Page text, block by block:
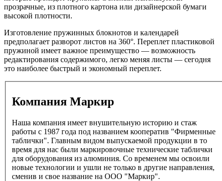
прозрачные, из плотного картона или дизайнерской бумаги
высокой плотности.
Изготовление пружинных блокнотов и календарей
предполагает разворот листов на 360°. Переплет пластиковой
пружиной имеет важное преимущество — возможность
редактирования содержимого, легко меняя листы — сегодня
это наиболее быстрый и экономный переплет.
Компания Маркир
Наша компания имеет внушительную историю и стаж
работы с 1987 года под названием кооператив "Фирменные
таблички". Главным видом выпускаемой продукции в то
время для нас были маркировочные технические таблички
для оборудования из алюминия. Со временем мы освоили
новые технологии и ушли не только в другие направления,
сменив и свое название на ООО "Маркир".